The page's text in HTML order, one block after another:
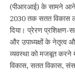
(पीआरआई) के सामने आने
2030 तक सतत विकास
दिया। प्रेरण प्रशिक्षण-
और उपाध्यक्षों के नेतृत्व
व्यवस्था को मजबूत करने
विकास, सतत विकास,